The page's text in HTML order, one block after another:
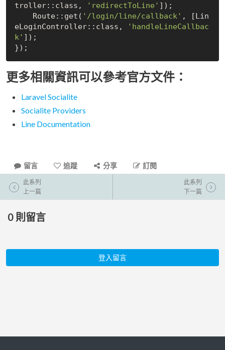
troller::class,
'redirectToLine' ]);
    Route::get(
'/login/line/callback' , [Lin
eLoginController::class,
'handleLineCallbac
k' ]);
更多相關資訊可以參考官方文件：
Laravel Socialite
Socialite Providers
Line Documentation
留言 追蹤 分享 訂閱
此系列
上一篇
此系列
下一篇
0 則留言
登入留言